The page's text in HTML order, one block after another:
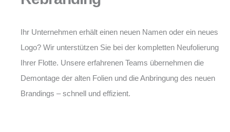
Ihr Unternehmen erhält einen neuen Namen oder ein neues
Logo? Wir unterstützen Sie bei der kompletten Neufolierung
Ihrer Flotte. Unsere erfahrenen Teams übernehmen die
Demontage der alten Folien und die Anbringung des neuen
Brandings – schnell und effizient.